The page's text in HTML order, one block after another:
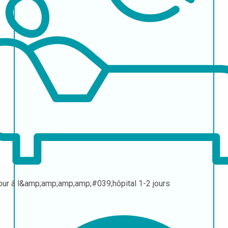
à l&amp;amp;amp;amp;#039;hôpital 1-2 jours